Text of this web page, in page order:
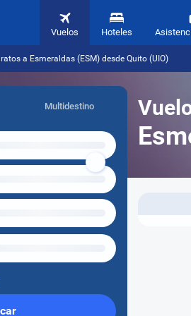
Vuelos Hoteles
a Esmeraldas (ESM) desde Quito (UIO)
Multidestino